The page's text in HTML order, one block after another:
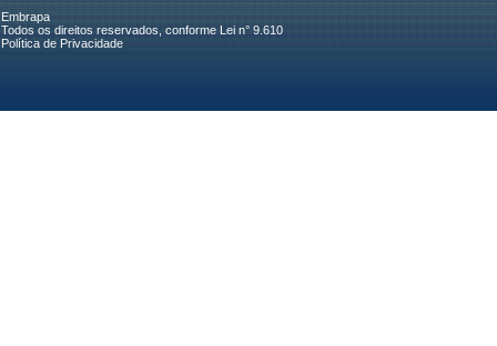
Embrapa
Todos os direitos reservados, conforme Lei n° 9.610
Política de Privacidade